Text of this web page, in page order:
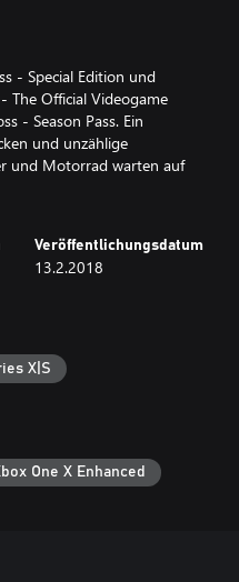
- Special Edition und
The Official Videogame
- Season Pass. Ein
und unzählige
und Motorrad warten auf
Veröffentlichungsdatum
13.2.2018
X|S
One X Enhanced